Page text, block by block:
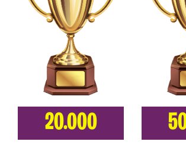
20.000